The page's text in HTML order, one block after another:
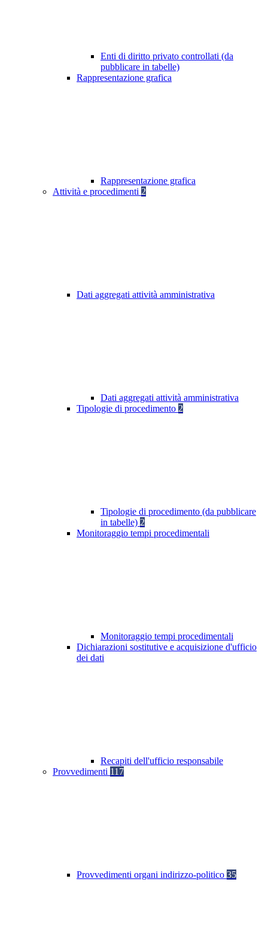
Enti di diritto privato controllati (da
pubblicare in tabelle)
Rappresentazione grafica
Rappresentazione grafica
Attività e procedimenti 2
Dati aggregati attività amministrativa
Dati aggregati attività amministrativa
Tipologie di procedimento 2
Tipologie di procedimento (da pubblicare
in tabelle) 2
Monitoraggio tempi procedimentali
Monitoraggio tempi procedimentali
Dichiarazioni sostitutive e acquisizione d'ufficio
dei dati
Recapiti dell'ufficio responsabile
Provvedimenti 117
Provvedimenti organi indirizzo-politico 35